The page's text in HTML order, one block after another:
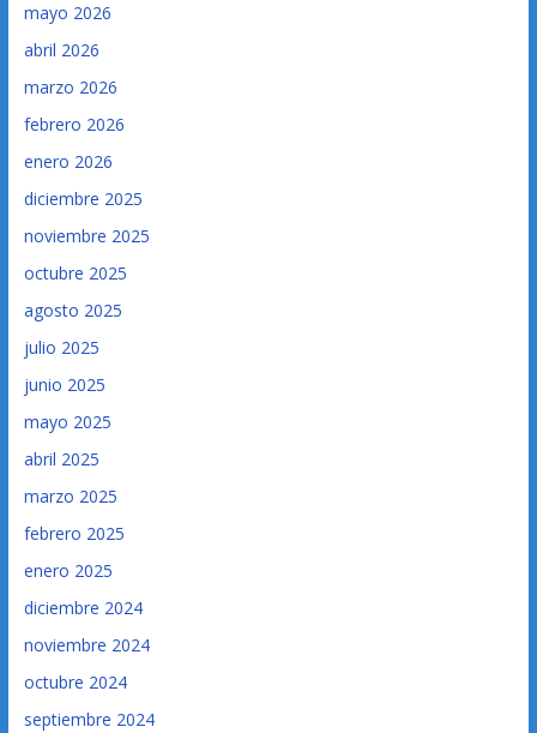
mayo 2026
abril 2026
marzo 2026
febrero 2026
enero 2026
diciembre 2025
noviembre 2025
octubre 2025
agosto 2025
julio 2025
junio 2025
mayo 2025
abril 2025
marzo 2025
febrero 2025
enero 2025
diciembre 2024
noviembre 2024
octubre 2024
septiembre 2024